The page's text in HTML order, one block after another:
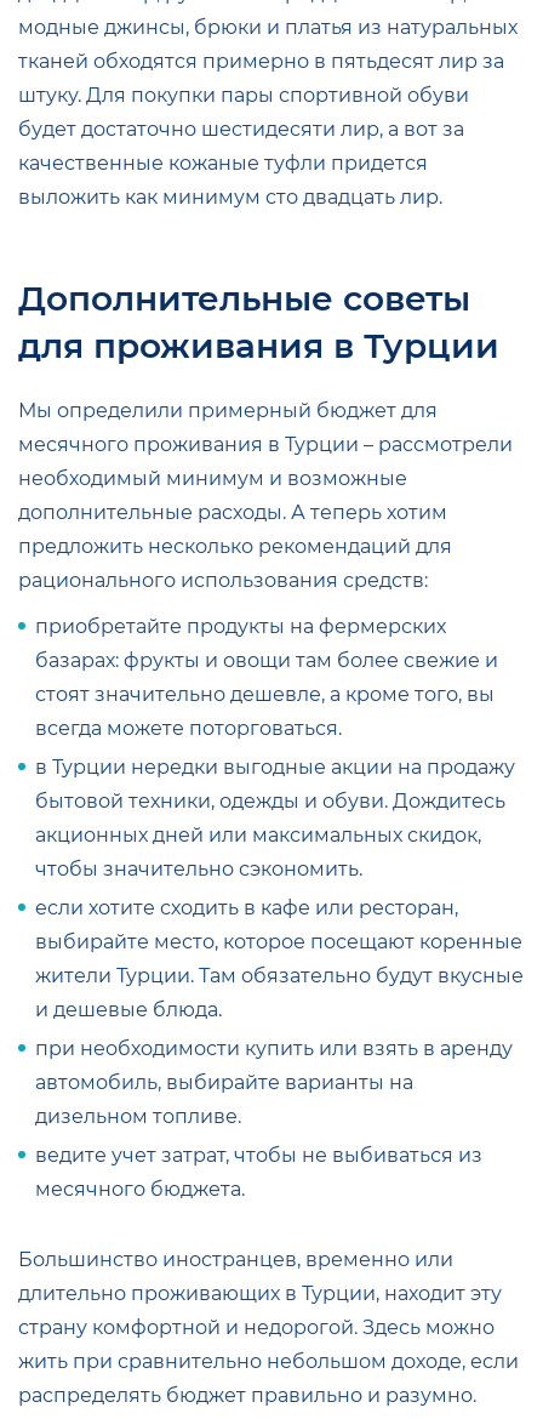
модные джинсы, брюки и платья из натуральных
тканей обходятся примерно в пятьдесят лир за
штуку. Для покупки пары спортивной обуви
будет достаточно шестидесяти лир, а вот за
качественные кожаные туфли придется
выложить как минимум сто двадцать лир.
Дополнительные советы
для проживания в Турции
Мы определили примерный бюджет для
месячного проживания в Турции – рассмотрели
необходимый минимум и возможные
дополнительные расходы. А теперь хотим
предложить несколько рекомендаций для
рационального использования средств:
приобретайте продукты на фермерских
базарах: фрукты и овощи там более свежие и
стоят значительно дешевле, а кроме того, вы
всегда можете поторговаться.
в Турции нередки выгодные акции на продажу
бытовой техники, одежды и обуви. Дождитесь
акционных дней или максимальных скидок,
чтобы значительно сэкономить.
если хотите сходить в кафе или ресторан,
выбирайте место, которое посещают коренные
жители Турции. Там обязательно будут вкусные
и дешевые блюда.
при необходимости купить или взять в аренду
автомобиль, выбирайте варианты на
дизельном топливе.
ведите учет затрат, чтобы не выбиваться из
месячного бюджета.
Большинство иностранцев, временно или
длительно проживающих в Турции, находит эту
страну комфортной и недорогой. Здесь можно
жить при сравнительно небольшом доходе, если
распределять бюджет правильно и разумно.